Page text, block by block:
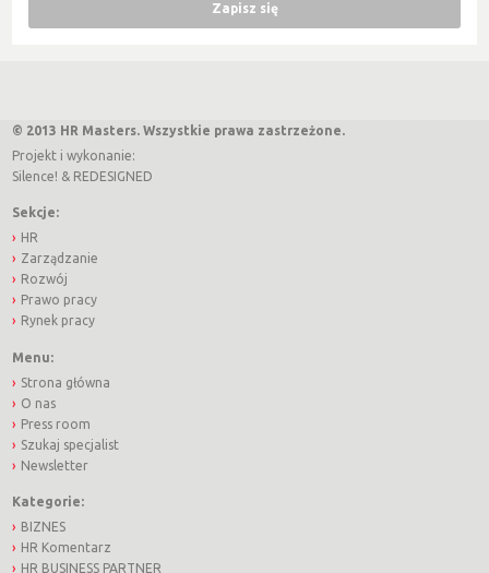
© 2013 HR Masters. Wszystkie prawa zastrzeżone.
Projekt i wykonanie:
Silence! & REDESIGNED
Sekcje:
HR
Zarządzanie
Rozwój
Prawo pracy
Rynek pracy
Menu:
Strona główna
O nas
Press room
Szukaj specjalist
Newsletter
Kategorie:
BIZNES
HR Komentarz
HR BUSINESS PARTNER